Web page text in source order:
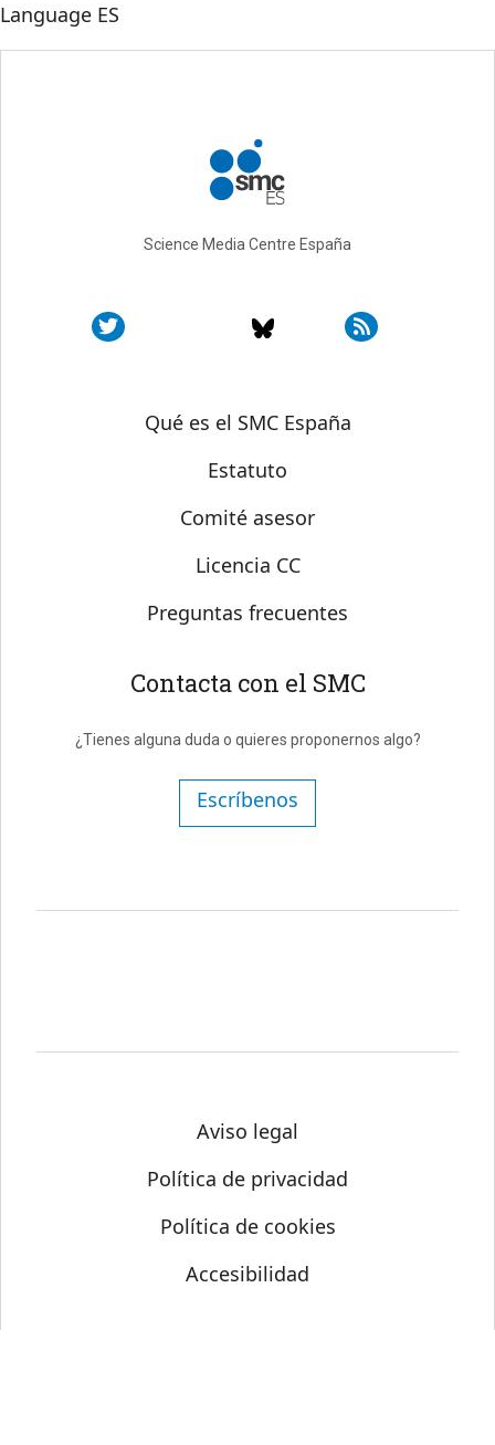
Language ES
Science Media Centre España
Sobre SMC España
Qué es el SMC España
Estatuto
Comité asesor
Licencia CC
Preguntas frecuentes
Contacta con el SMC
¿Tienes alguna duda o quieres proponernos algo?
Escríbenos
Aviso legal
Política de privacidad
Política de cookies
Accesibilidad